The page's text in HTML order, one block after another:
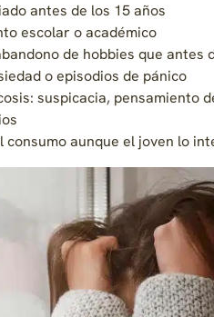
antes de los 15 años
escolar o académico
de hobbies que antes
o episodios de pánico
suspicacia, pensamiento
aunque el joven lo